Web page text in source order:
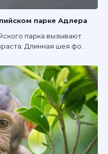
парке Адлера
парка вызывают
Длинная шея фо...